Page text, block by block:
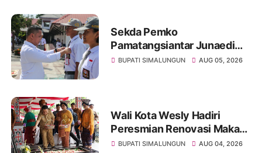
Sekda Pemko
Pamatangsiantar Junaedi
Pembina Upacara
BUPATI SIMALUNGUN AUG 05, 2026
Wali Kota Wesly Hadiri
Peresmian Renovasi Makam
dr. Djasamen Saragih, Ajak
BUPATI SIMALUNGUN AUG 04, 2026